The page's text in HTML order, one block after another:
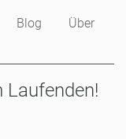
Blog
Über
Laufenden!